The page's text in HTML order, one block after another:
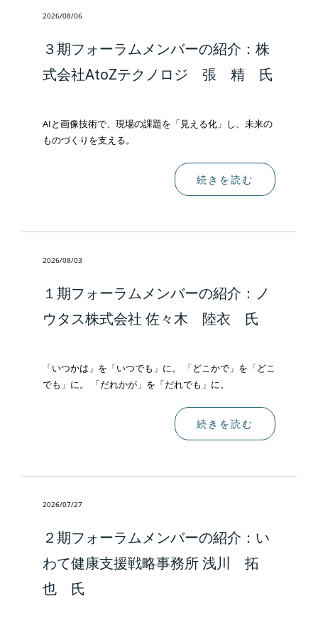
2026/08/06
３期フォーラムメンバーの紹介：株
式会社AtoZテクノロジ 張 精 氏
AIと画像技術で、現場の課題を「見える化」し、未来の
ものづくりを支える。
続きを読む
2026/08/03
１期フォーラムメンバーの紹介：ノ
ウタス株式会社 佐々木 陸衣 氏
「いつかは」を「いつでも」に。 「どこかで」を「どこ
でも」に。 「だれかが」を「だれでも」に。
続きを読む
2026/07/27
２期フォーラムメンバーの紹介：い
わて健康支援戦略事務所 浅川 拓
也 氏